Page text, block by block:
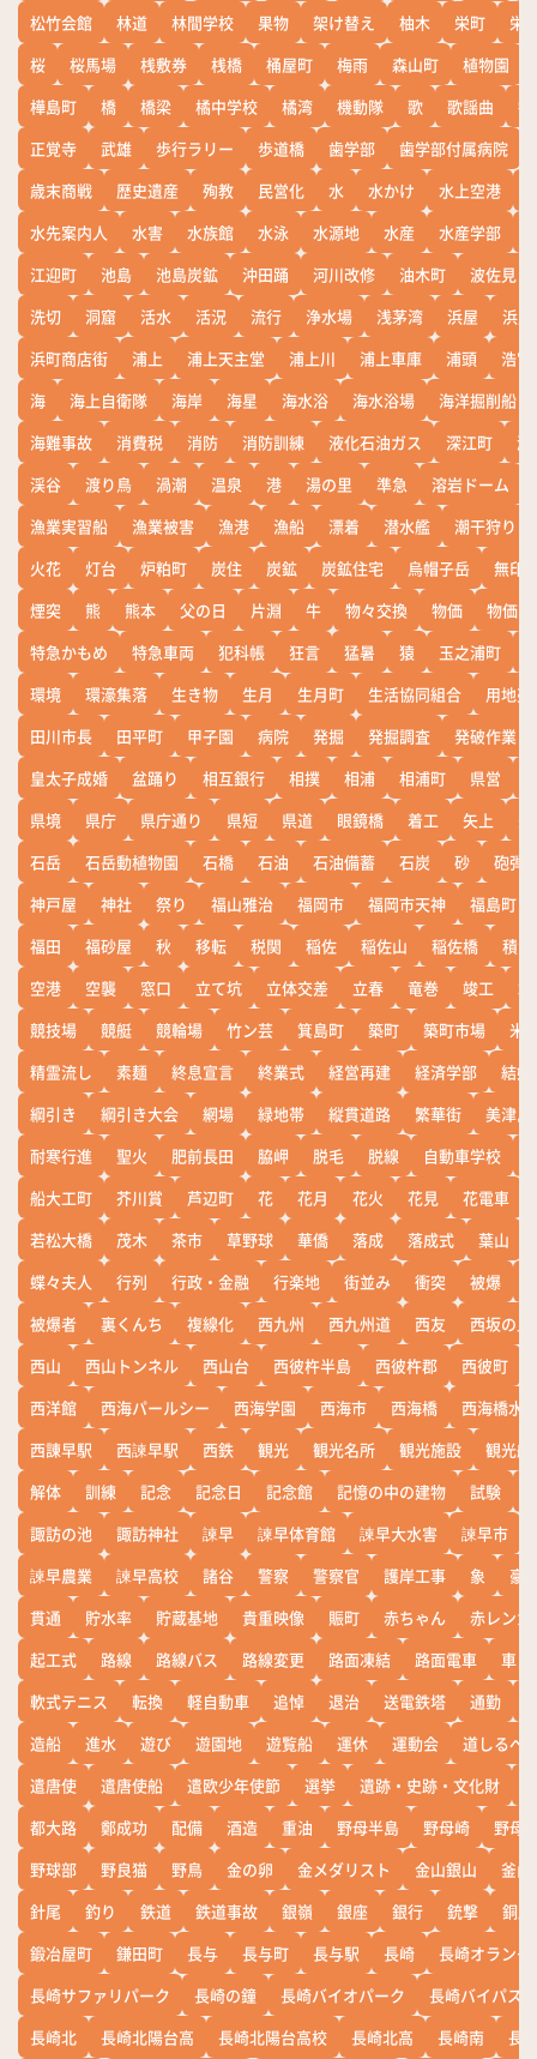
松竹会館 林道 林間学校 果物 架け替え 柚木 栄町
栄
桜
桜馬場 桟敷券 桟橋 桶屋町 梅雨 森山町 植物園
樺島町
橋 橋梁 橘中学校 橘湾 機動隊 歌 歌謡曲
正覚寺
武雄 歩行ラリー 歩道橋 歯学部 歯学部付属病院
歳末商戦
歴史遺産 殉教 民営化 水 水かけ 水上空港
水先案内人
水害 水族館 水泳 水源地 水産 水産学部
江迎町
池島 池島炭鉱 沖田踊 河川改修 油木町
波佐見
洗切
洞窟 活水 活況 流行 浄水場 浅茅湾 浜屋
浜
浜町商店街
浦上 浦上天主堂 浦上川 浦上車庫 浦頭
浩宮
海
海上自衛隊 海岸 海星 海水浴 海水浴場
海洋掘削船
海難事故
消費税 消防 消防訓練 液化石油ガス 深江町
淵
渓谷
渡り鳥 渦潮 温泉 港 湯の里 準急 溶岩ドーム
漁業実習船
漁業被害 漁港 漁船 漂着 潜水艦
潮干狩り
火花
灯台 炉粕町 炭住 炭鉱 炭鉱住宅 烏帽子岳
無印
煙突
熊 熊本 父の日 片淵 牛 物々交換 物価
物価高
特急かもめ
特急車両 犯科帳 狂言 猛暑 猿 玉之浦町
環境
環濠集落 生き物 生月 生月町 生活協同組合
用地売
田川市長
田平町 甲子園 病院 発掘 発掘調査
発破作業
皇太子成婚
盆踊り 相互銀行 相撲 相浦 相浦町 県営
県境
県庁 県庁通り 県短 県道 眼鏡橋 着工 矢上
石岳
石岳動植物園 石橋 石油 石油備蓄 石炭 砂
砲弾
神戸屋
神社 祭り 福山雅治 福岡市 福岡市天神
福島町
福田
福砂屋 秋 移転 税関 稲佐 稲佐山 稲佐橋
積雪
空港
空襲 窓口 立て坑 立体交差 立春 竜巻 竣工
競技場
競艇 競輪場 竹ン芸 箕島町 築町 築町市場
米
精霊流し
素麺 終息宣言 終業式 経営再建 経済学部
結婚
綱引き
綱引き大会 網場 緑地帯 縦貫道路 繁華街
美津島
耐寒行進
聖火 肥前長田 脇岬 脱毛 脱線 自動車学校
船大工町
芥川賞 芦辺町 花 花月 花火 花見 花電車
若松大橋
茂木 茶市 草野球 華僑 落成 落成式 葉山
蝶々夫人
行列 行政・金融 行楽地 街並み 衝突 被爆
被爆者
裏くんち 複線化 西九州 西九州道 西友
西坂の丘
西山
西山トンネル 西山台 西彼杵半島 西彼杵郡 西彼町
西洋館
西海パールシー 西海学園 西海市 西海橋
西海橋水
西諌早駅
西諫早駅 西鉄 観光 観光名所 観光施設
観光船
解体
訓練 記念 記念日 記念館 記憶の中の建物 試験
諏訪の池
諏訪神社 諫早 諫早体育館 諫早大水害 諫早市
諫早農業
諫早高校 諸谷 警察 警察官 護岸工事 象
豪
貫通
貯水率 貯蔵基地 貴重映像 賑町 赤ちゃん
赤レンガ
起工式
路線 路線バス 路線変更 路面凍結 路面電車
車
軟式テニス
転換 軽自動車 追悼 退治 送電鉄塔 通勤
造船
進水 遊び 遊園地 遊覧船 運休 運動会
道しるべ
遣唐使
遣唐使船 遣欧少年使節 選挙 遺跡・史跡・文化財
都大路
鄭成功 配備 酒造 重油 野母半島 野母崎
野母
野球部
野良猫 野鳥 金の卵 金メダリスト 金山銀山
釜山
針尾
釣り 鉄道 鉄道事故 銀嶺 銀座 銀行 銃撃
銅座
鍛冶屋町
鎌田町 長与 長与町 長与駅 長崎
長崎オランダ
長崎サファリパーク
長崎の鐘 長崎バイオパーク
長崎バイパス
長崎北
長崎北陽台高 長崎北陽台高校 長崎北高 長崎南
長